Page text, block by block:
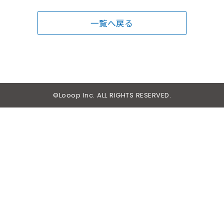
一覧へ戻る
©Looop Inc. ALL RIGHTS RESERVED.